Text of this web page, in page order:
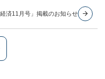
経済11月号」掲載のお知らせ